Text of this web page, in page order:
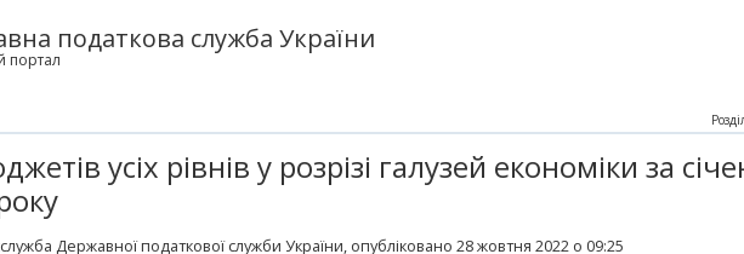
податкова служба України
портал
усіх рівнів у розрізі галузей економіки за
Державної податкової служби України, опубліковано 28 жовтня 2022 о 09:25